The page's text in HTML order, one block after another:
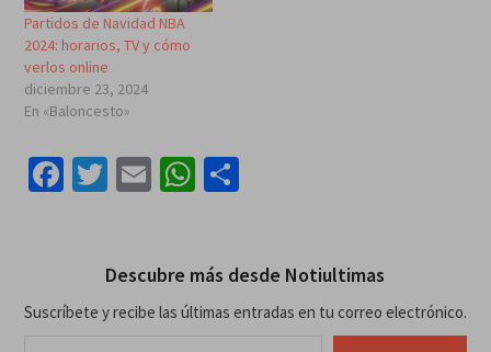
Partidos de Navidad NBA
2024: horarios, TV y cómo
verlos online
diciembre 23, 2024
En «Baloncesto»
Facebook
Twitter
EmailWhatsApp
Compartir
Descubre más desde Notiultimas
Suscríbete y recibe las últimas entradas en tu correo electrónico.